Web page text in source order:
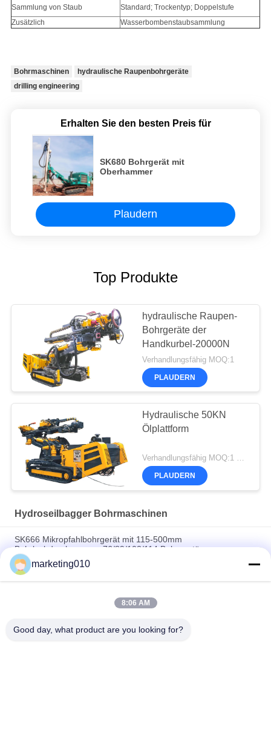
Sammlung von Staub
Standard; Trockentyp; Doppelstufe
Zusätzlich
Wasserbombenstaubsammlung
Bohrmaschinen
hydraulische Raupenbohrgeräte
drilling engineering
Erhalten Sie den besten Preis für
SK680 Bohrgerät mit
Oberhammer
Plaudern
Top Produkte
hydraulische Raupen-
Bohrgeräte der
Handkurbel-20000N
Verhandlungsfähig MOQ:1
PLAUDERN
Hydraulische 50KN
Ölplattform
Verhandlungsfähig MOQ:1 Satz
PLAUDERN
Hydroseilbagger Bohrmaschinen
SK666 Mikropfahlbohrgerät mit 115-500mm
Bohrlochdurchmesser, 76/89/102/114 Bohrgestänge-
Spezifikation und 4/5/6/8/10/12 Hammer für hochpräzise
technische Bohrungen
marketing010
8:06 AM
Good day, what product are you looking for?